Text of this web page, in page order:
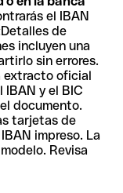
el IBAN
de
incluyen una
sin errores.
extracto oficial
y el BIC
documento.
tarjetas de
impreso. La
Revisa